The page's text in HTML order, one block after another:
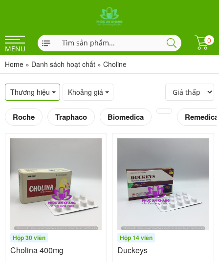
MENU
0
Home » Danh sách hoạt chất » Choline
Thương hiệu Khoảng giá
Roche Traphaco Biomedica Remedica
Hộp 30 viên
Cholina 400mg
Hộp 14 viên
Duckeys